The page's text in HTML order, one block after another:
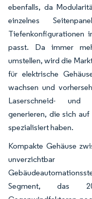
ebenfalls, da
einzelnes
Tiefenkonfigurationen
passt. Da immer
umstellen, wird die
für elektrische
wachsen und
Laserschneid- und
generieren, die sich
spezialisiert haben.
Kompakte Gehäuse
Segment, das